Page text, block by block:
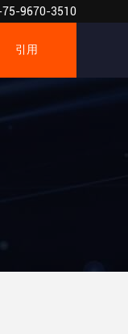
9670-3510
引用